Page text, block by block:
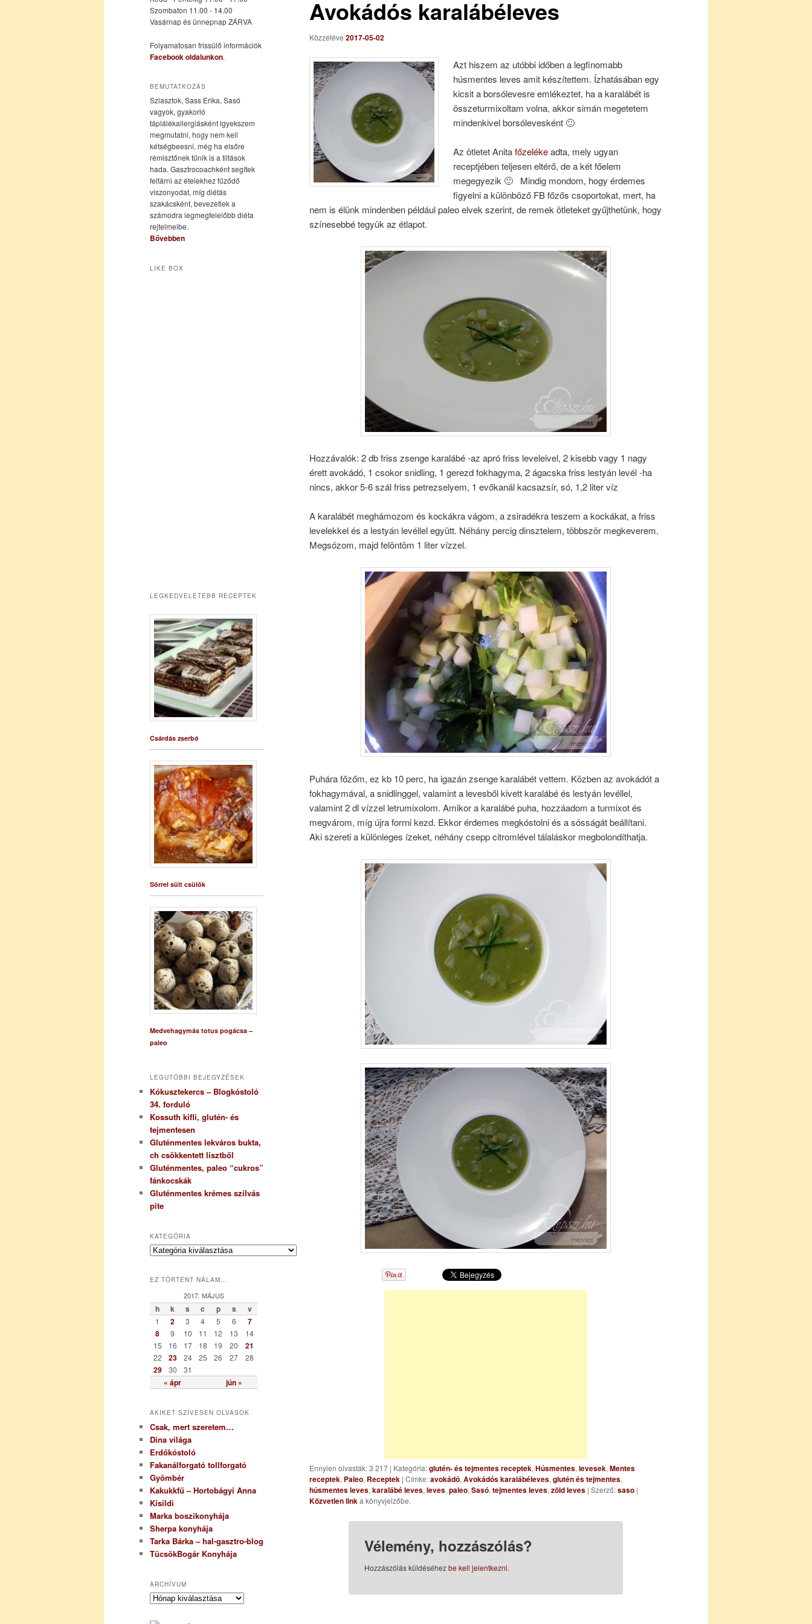
tartalomra
tartalomra Avokádós karalábéleves
Közzétéve 2017-05-02
Azt hiszem az utóbbi időben a legfinomabb
húsmentes leves amit készítettem. Ízhatásában egy
kicsit a borsólevesre emlékeztet, ha a karalábét is
összeturmixoltam volna, akkor simán megetetem
mindenkivel borsólevesként 🙂
Az ötletet Anitafőzelékeadta, mely ugyan
receptjében teljesen eltérő, de a két főelem
megegyezik 🙂 Mindig mondom, hogy érdemes
figyelni a különböző FB főzős csoportokat, mert, ha
nem is élünk mindenben például paleo elvek szerint, de remek ötleteket gyűjthetünk, hogy
színesebbé tegyük az étlapot.
Hozzávalók: 2 db friss zsenge karalábé -az apró friss leveleivel, 2 kisebb vagy 1 nagy
érett avokádó, 1 csokor snidling, 1 gerezd fokhagyma, 2 ágacska friss lestyán levél -ha
nincs, akkor 5-6 szál friss petrezselyem, 1 evőkanál kacsazsír, só, 1,2 liter víz
A karalábét meghámozom és kockákra vágom, a zsiradékra teszem a kockákat, a friss
levelekkel és a lestyán levéllel együtt. Néhány percig dinsztelem, többször megkeverem.
Megsózom, majd felöntöm 1 liter vízzel.
Puhára főzőm, ez kb 10 perc, ha igazán zsenge karalábét vettem. Közben az avokádót a
fokhagymával, a snidlinggel, valamint a levesből kivett karalábé és lestyán levéllel,
valamint 2 dl vízzel letrumixolom. Amikor a karalábé puha, hozzáadom a turmixot és
megvárom, míg újra forrni kezd. Ekkor érdemes megkóstolni és a sósságát beállítani.
Aki szereti a különleges ízeket, néhány csepp citromlével tálaláskor megbolondíthatja.
Ennyien olvasták: 3 217 | Kategória:glutén- és tejmentes receptek, Húsmentes, levesek, Mentes
receptek, Paleo, Receptek | Címke:avokádó, Avokádós karalábéleves, glutén és tejmentes,
húsmentes leves, karalábé leves, leves, paleo, Sasó, tejmentes leves, zöld leves | Szerző:saso |
Közvetlen linka könyvjelzőbe.
Vélemény, hozzászólás?
Hozzászólás küldéséhezbe kell jelentkezni.
Szombaton 11.00 - 14.00
Vasárnap és ünnepnap ZÁRVA
Folyamatosan frissülő információk
Facebook oldalunkon.
BEMUTATKOZÁS
Sziasztok, Sass Erika, Sasó
vagyok, gyakorló
táplálékallergiásként igyekszem
megmutatni, hogy nem kell
kétségbeesni, még ha elsőre
rémisztőnek tűnik is a tiltások
hada. Gasztrocoachként segítek
feltárni az ételekhez fűződő
viszonyodat, míg diétás
szakácsként, bevezetlek a
számodra legmegfelelőbb diéta
rejtelmeibe.
Bővebben
LIKE BOX
LEGKEDVELETEBB RECEPTEK
Csárdás zserbó
Sörrel sült csülök
Medvehagymás totus pogácsa –
paleo
LEGUTÓBBI BEJEGYZÉSEK
Kókusztekercs – Blogkóstoló
34. forduló
Kossuth kifli, glutén- és
tejmentesen
Gluténmentes lekváros bukta,
ch csökkentett lisztből
Gluténmentes, paleo “cukros”
fánkocskák
Gluténmentes krémes szilvás
pite
KATEGÓRIA
K
e
r
EZ TÖRTÉNT NÁLAM…
2017. MÁJUS
h k s c p s v
« ápr jún »
1 2 3 4 5 6
7
8
9 10 11 12 13
14
15
16 17 18 19 20 21
22 23 24 25 26 27 28
29 30 31
AKIKET SZÍVESEN OLVASOK
Csak, mert szeretem…
Dina világa
Erdőkóstoló
Fakanálforgató tollforgató
Gyömbér
Kakukkfű – Hortobágyi Anna
Kisildi
Marka boszikonyhája
Sherpa konyhája
Tarka Bárka – hal-gasztro-blog
TücsökBogár Konyhája
ARCHÍVUM
A
c